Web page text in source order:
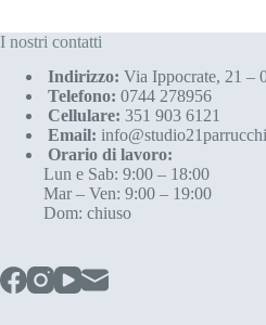
I nostri contatti
Indirizzo: Via Ippocrate, 21 –
Telefono: 0744 278956
Cellulare: 351 903 6121
Email:
Orario di lavoro:
Lun e Sab: 9:00 – 18:00
Mar – Ven: 9:00 – 19:00
Dom: chiuso